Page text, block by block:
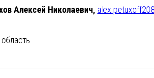
Алексей Николаевич,